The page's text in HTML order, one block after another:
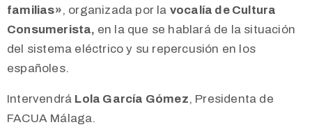
familias», organizada por la vocalía de Cultura
Consumerista, en la que se hablará de la situación
del sistema eléctrico y su repercusión en los
españoles.
Intervendrá Lola García Gómez, Presidenta de
FACUA Málaga.